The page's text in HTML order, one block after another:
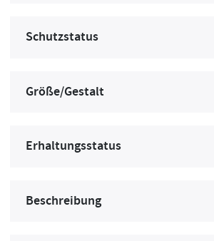
Schutzstatus
Größe/Gestalt
Erhaltungsstatus
Beschreibung